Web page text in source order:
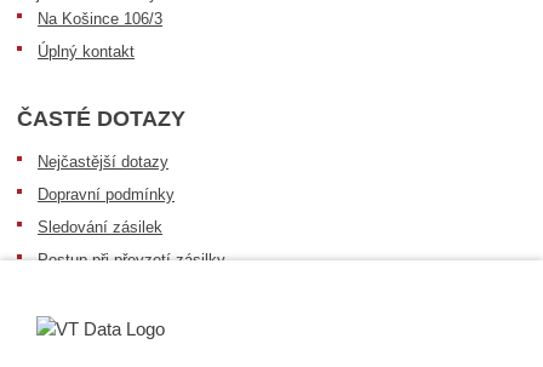
Na Košince 106/3
Úplný kontakt
ČASTÉ DOTAZY
Nejčastější dotazy
Dopravní podmínky
Sledování zásilek
Postup při převzetí zásilky
Obecné informace